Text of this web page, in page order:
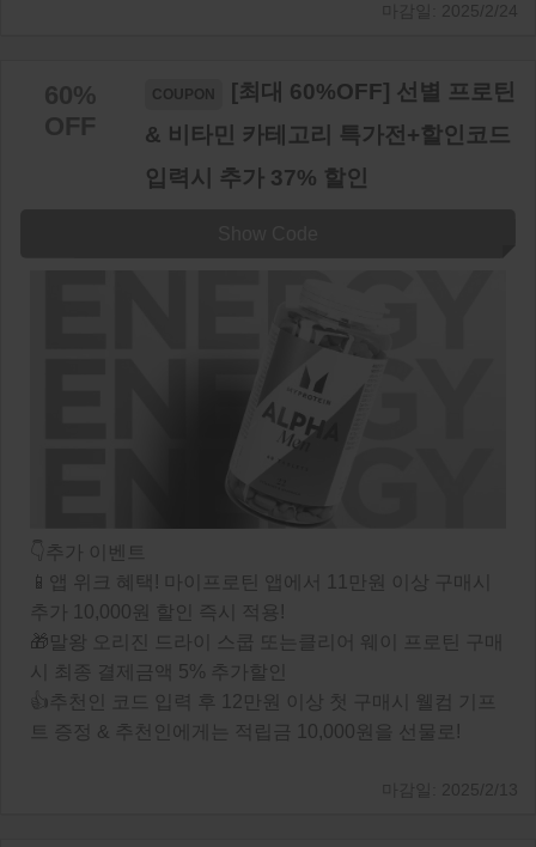
60%
OFF
[최대 60%OFF] 선별 프로틴
& 비타민 카테고리 특가전+할인코드
입력시 추가 37% 할인
👇추가 이벤트
📱앱 위크 혜택! 마이프로틴 앱에서 11만원 이상 구매시
추가 10,000원 할인 즉시 적용!
🎁말왕 오리진 드라이 스쿱 또는클리어 웨이 프로틴 구매
시 최종 결제금액 5% 추가할인
👍추천인 코드 입력 후 12만원 이상 첫 구매시 웰컴 기프
트 증정 & 추천인에게는 적립금 10,000원을 선물로!